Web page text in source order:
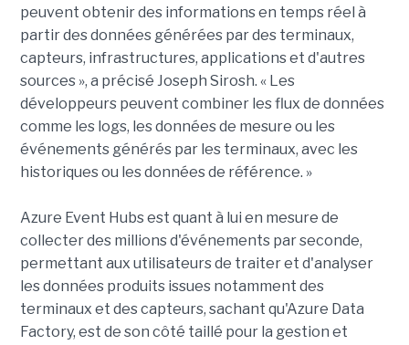
peuvent obtenir des informations en temps réel à
partir des données générées par des terminaux,
capteurs, infrastructures, applications et d'autres
sources », a précisé Joseph Sirosh. « Les
développeurs peuvent combiner les flux de données
comme les logs, les données de mesure ou les
événements générés par les terminaux, avec les
historiques ou les données de référence. »
Azure Event Hubs est quant à lui en mesure de
collecter des millions d'événements par seconde,
permettant aux utilisateurs de traiter et d'analyser
les données produits issues notamment des
terminaux et des capteurs, sachant qu'Azure Data
Factory, est de son côté taillé pour la gestion et